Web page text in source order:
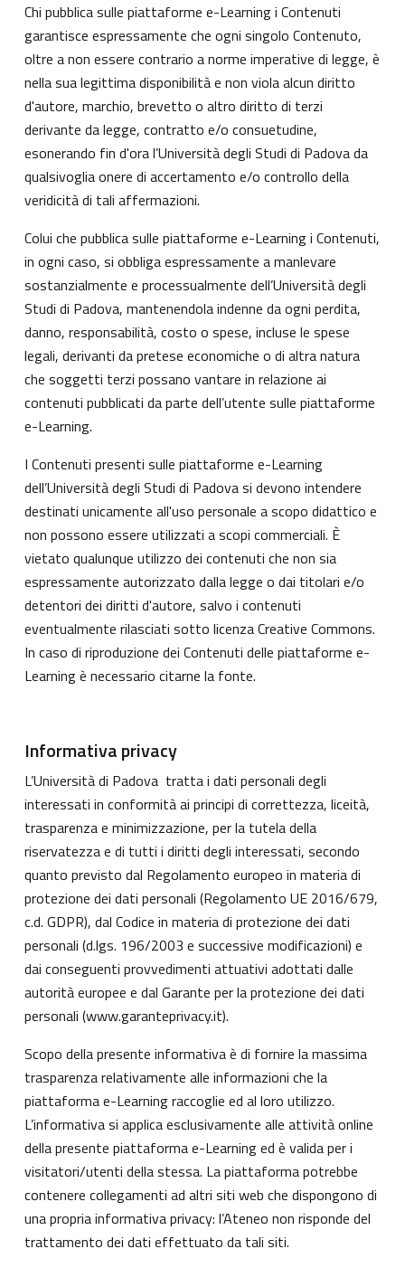
Chi pubblica sulle piattaforme e-Learning i Contenuti
garantisce espressamente che ogni singolo Contenuto,
oltre a non essere contrario a norme imperative di legge, è
nella sua legittima disponibilità e non viola alcun diritto
d'autore, marchio, brevetto o altro diritto di terzi
derivante da legge, contratto e/o consuetudine,
esonerando fin d'ora l’Università degli Studi di Padova da
qualsivoglia onere di accertamento e/o controllo della
veridicità di tali affermazioni.
Colui che pubblica sulle piattaforme e-Learning i Contenuti,
in ogni caso, si obbliga espressamente a manlevare
sostanzialmente e processualmente dell’Università degli
Studi di Padova, mantenendola indenne da ogni perdita,
danno, responsabilità, costo o spese, incluse le spese
legali, derivanti da pretese economiche o di altra natura
che soggetti terzi possano vantare in relazione ai
contenuti pubblicati da parte dell’utente sulle piattaforme
e-Learning.
I Contenuti presenti sulle piattaforme e-Learning
dell’Università degli Studi di Padova si devono intendere
destinati unicamente all'uso personale a scopo didattico e
non possono essere utilizzati a scopi commerciali. È
vietato qualunque utilizzo dei contenuti che non sia
espressamente autorizzato dalla legge o dai titolari e/o
detentori dei diritti d'autore, salvo i contenuti
eventualmente rilasciati sotto licenza Creative Commons.
In caso di riproduzione dei Contenuti delle piattaforme e-
Learning è necessario citarne la fonte.
Informativa privacy
L’Università di Padova tratta i dati personali degli
interessati in conformità ai principi di correttezza, liceità,
trasparenza e minimizzazione, per la tutela della
riservatezza e di tutti i diritti degli interessati, secondo
quanto previsto dal Regolamento europeo in materia di
protezione dei dati personali (Regolamento UE 2016/679,
c.d. GDPR), dal Codice in materia di protezione dei dati
personali (d.lgs. 196/2003 e successive modificazioni) e
dai conseguenti provvedimenti attuativi adottati dalle
autorità europee e dal Garante per la protezione dei dati
personali (www.garanteprivacy.it).
Scopo della presente informativa è di fornire la massima
trasparenza relativamente alle informazioni che la
piattaforma e-Learning raccoglie ed al loro utilizzo.
L’informativa si applica esclusivamente alle attività online
della presente piattaforma e-Learning ed è valida per i
visitatori/utenti della stessa. La piattaforma potrebbe
contenere collegamenti ad altri siti web che dispongono di
una propria informativa privacy: l’Ateneo non risponde del
trattamento dei dati effettuato da tali siti.